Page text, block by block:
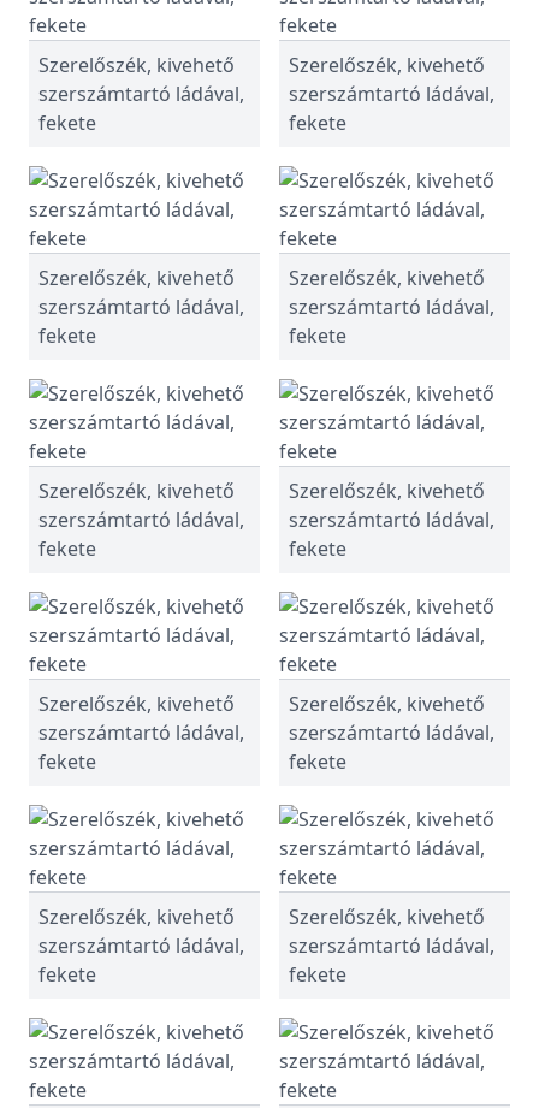
Szerelőszék, kivehető
szerszámtartó ládával,
fekete
Szerelőszék, kivehető
szerszámtartó ládával,
fekete
Szerelőszék, kivehető
szerszámtartó ládával,
fekete
Szerelőszék, kivehető
szerszámtartó ládával,
fekete
Szerelőszék, kivehető
szerszámtartó ládával,
fekete
Szerelőszék, kivehető
szerszámtartó ládával,
fekete
Szerelőszék, kivehető
szerszámtartó ládával,
fekete
Szerelőszék, kivehető
szerszámtartó ládával,
fekete
Szerelőszék, kivehető
szerszámtartó ládával,
fekete
Szerelőszék, kivehető
szerszámtartó ládával,
fekete